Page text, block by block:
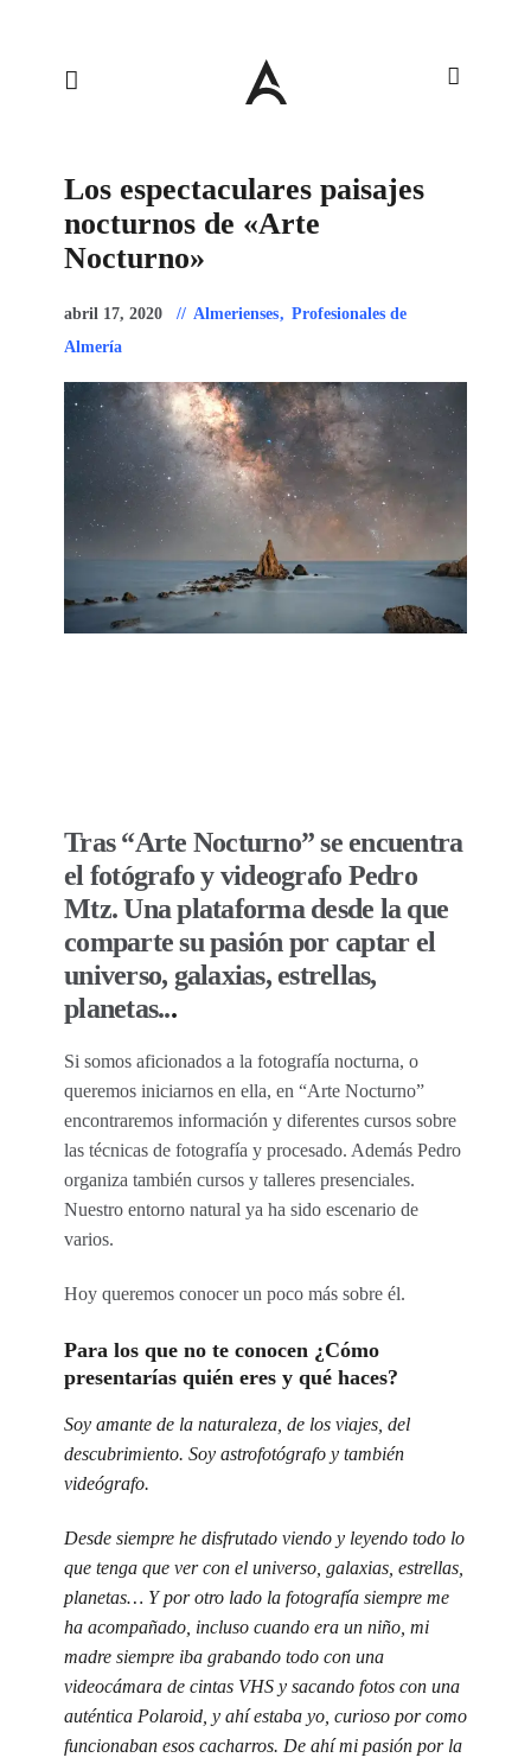
Los espectaculares paisajes
nocturnos de «Arte
Nocturno»
abril 17, 2020 Almerienses, Profesionales de
Almería
Tras “Arte Nocturno” se encuentra
el fotógrafo y videografo Pedro
Mtz. Una plataforma desde la que
comparte su pasión por captar el
universo, galaxias, estrellas,
planetas...
Si somos aficionados a la fotografía nocturna, o
queremos iniciarnos en ella, en “Arte Nocturno”
encontraremos información y diferentes cursos sobre
las técnicas de fotografía y procesado. Además Pedro
organiza también cursos y talleres presenciales.
Nuestro entorno natural ya ha sido escenario de
varios.
Hoy queremos conocer un poco más sobre él.
Para los que no te conocen ¿Cómo
presentarías quién eres y qué haces?
Soy amante de la naturaleza, de los viajes, del
descubrimiento. Soy astrofotógrafo y también
videógrafo.
Desde siempre he disfrutado viendo y leyendo todo lo
que tenga que ver con el universo, galaxias, estrellas,
planetas… Y por otro lado la fotografía siempre me
ha acompañado, incluso cuando era un niño, mi
madre siempre iba grabando todo con una
videocámara de cintas VHS y sacando fotos con una
auténtica Polaroid, y ahí estaba yo, curioso por como
funcionaban esos cacharros. De ahí mi pasión por la